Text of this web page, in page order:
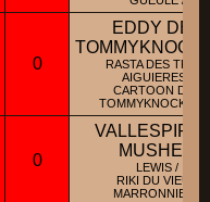
0
EDDY DES
RASTA DES TROIS
AIGUIERES /
CARTOON DES
0
VALLESPIR
MUSHER
LEWIS /
RIKI DU VIEUX
MARRONNIER /